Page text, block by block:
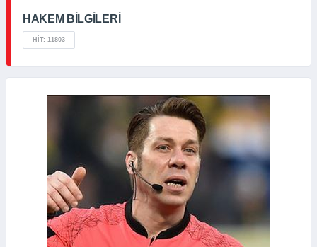
HAKEM BILGILERI
HIT: 11803